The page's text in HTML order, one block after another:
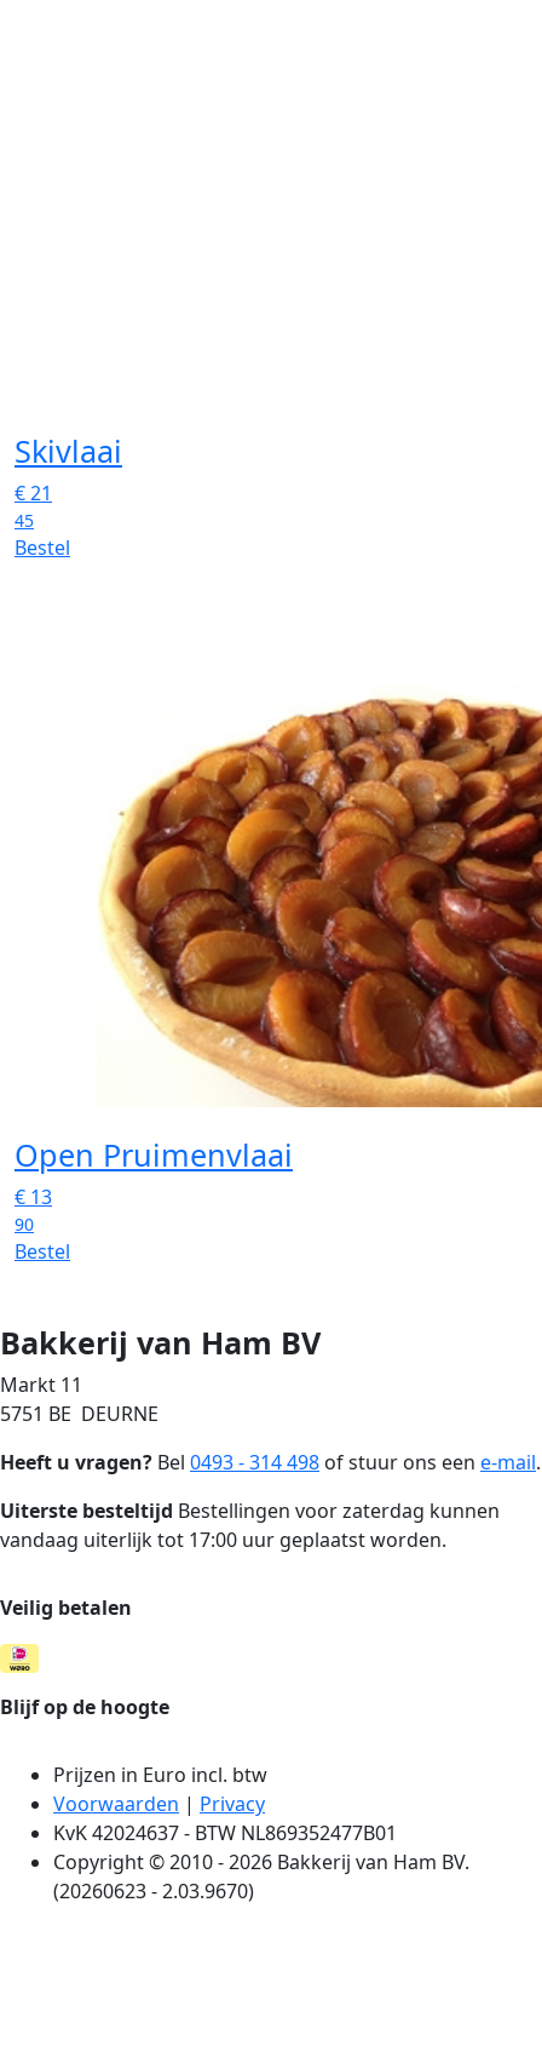
Skivlaai
€21
45
Bestel
Open Pruimenvlaai
€ 13
90
Bestel
Bakkerij van Ham BV
Markt 11
5751 BE DEURNE
Heeft u vragen? Bel 0493 - 314 498 of stuur ons een e-mail.
Uiterste besteltijd Bestellingen voor zaterdag kunnen
vandaag uiterlijk tot 17:00 uur geplaatst worden.
Veilig betalen
Blijf op de hoogte
Prijzen in Euro incl. btw
Voorwaarden | Privacy
KvK 42024637 - BTW NL869352477B01
Copyright © 2010 - 2026 Bakkerij van Ham BV.
(20260623 - 2.03.9670)